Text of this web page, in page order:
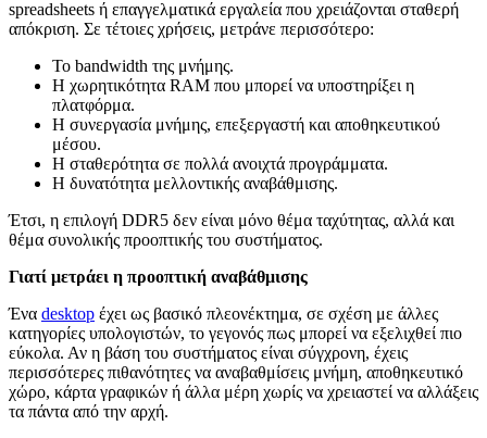
spreadsheets ή επαγγελματικά εργαλεία που χρειάζονται σταθερή
απόκριση. Σε τέτοιες χρήσεις, μετράνε περισσότερο:
Το bandwidth της μνήμης.
Η χωρητικότητα RAM που μπορεί να υποστηρίξει η
πλατφόρμα.
Η συνεργασία μνήμης, επεξεργαστή και αποθηκευτικού
μέσου.
Η σταθερότητα σε πολλά ανοιχτά προγράμματα.
Η δυνατότητα μελλοντικής αναβάθμισης.
Έτσι, η επιλογή DDR5 δεν είναι μόνο θέμα ταχύτητας, αλλά και
θέμα συνολικής προοπτικής του συστήματος.
Γιατί μετράει η προοπτική αναβάθμισης
Ένα desktop έχει ως βασικό πλεονέκτημα, σε σχέση με άλλες
κατηγορίες υπολογιστών, το γεγονός πως μπορεί να εξελιχθεί πιο
εύκολα. Αν η βάση του συστήματος είναι σύγχρονη, έχεις
περισσότερες πιθανότητες να αναβαθμίσεις μνήμη, αποθηκευτικό
χώρο, κάρτα γραφικών ή άλλα μέρη χωρίς να χρειαστεί να αλλάξεις
τα πάντα από την αρχή.